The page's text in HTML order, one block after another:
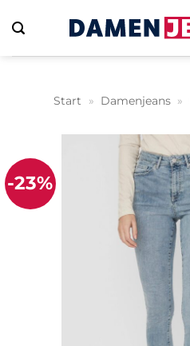
Inhalt
springen
Start » Damenjeans »
-23%